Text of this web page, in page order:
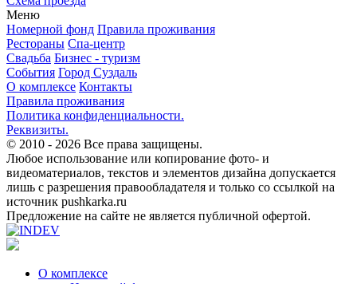
Меню
Номерной фонд Правила проживания
Рестораны Спа-центр
Свадьба Бизнес - туризм
События Город Суздаль
О комплексе Контакты
Правила проживания
Политика конфиденциальности.
Реквизиты.
© 2010 - 2026 Все права защищены.
Любое использование или копирование фото- и
видеоматериалов, текстов и элементов дизайна допускается
лишь с разрешения правообладателя и только со ссылкой на
источник pushkarka.ru
Предложение на сайте не является публичной офертой.
О комплексе